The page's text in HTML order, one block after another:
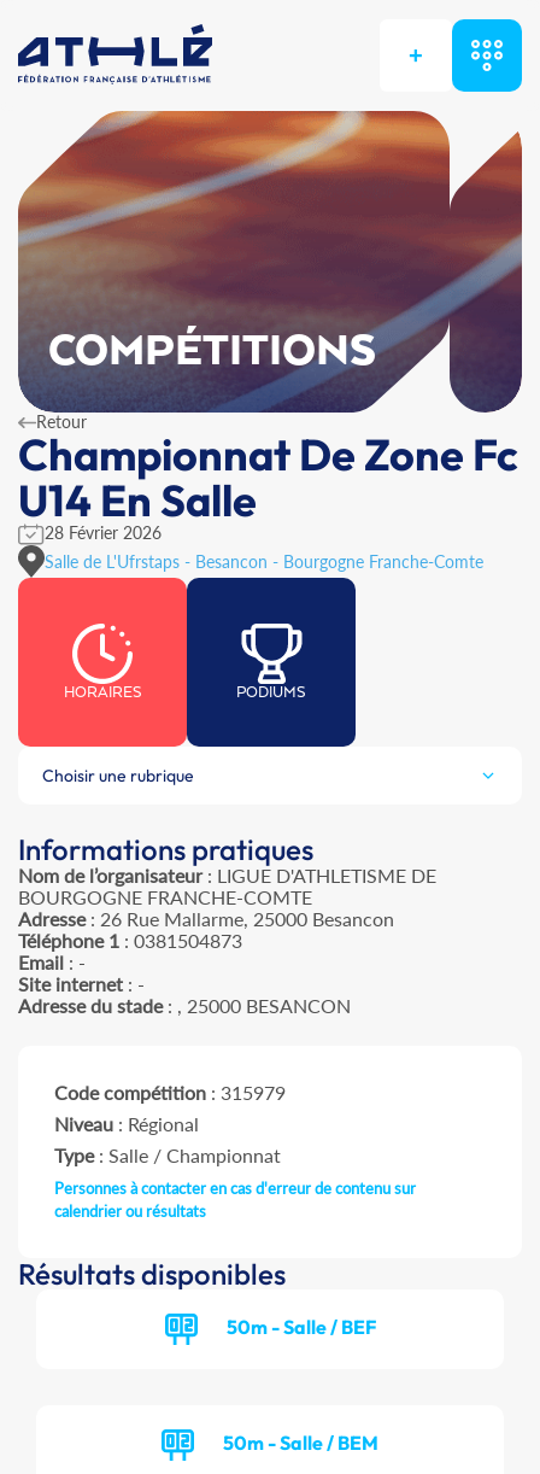
+
COMPÉTITIONS
Retour
Championnat De Zone Fc
U14 En Salle
28 Février 2026
Salle de L'Ufrstaps - Besancon - Bourgogne Franche-Comte
HORAIRES PODIUMS
Choisir une rubrique
Informations pratiques
Nom de l’organisateur: LIGUE D'ATHLETISME DE
BOURGOGNE FRANCHE-COMTE
Adresse: 26 Rue Mallarme, 25000 Besancon
Téléphone 1 : 0381504873
Email : -
Site internet : -
Adresse du stade: , 25000 BESANCON
Code compétition : 315979
Niveau : Régional
Type: Salle / Championnat
Personnes à contacter en cas d'erreur de contenu sur
calendrier ou résultats
Résultats disponibles
50m - Salle / BEF
50m - Salle / BEM